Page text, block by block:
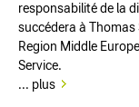
responsabilité de la
succédera à Thomas
Region Middle
Service.
... plus